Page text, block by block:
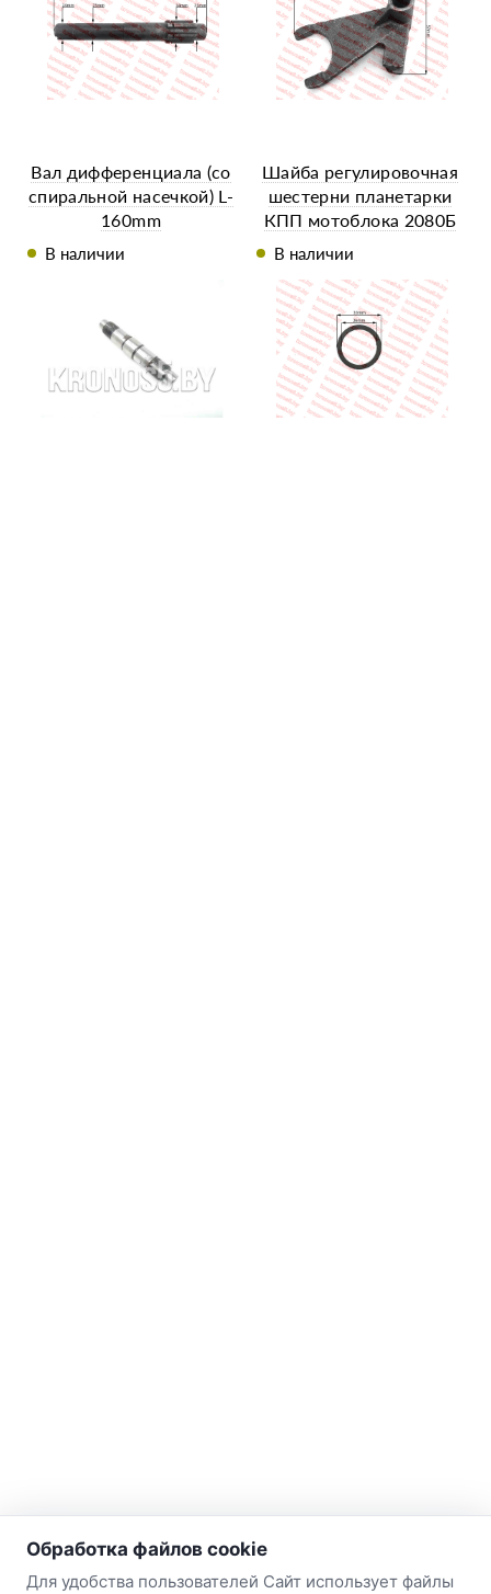
Вал дифференциала (со
спиральной насечкой) L-
160mm
В наличии
Шайба регулировочная
шестерни планетарки
КПП мотоблока 2080Б
В наличии
о нас
Наш склад-магазин:
Обработка файлов cookie
Для удобства пользователей Сайт использует файлы